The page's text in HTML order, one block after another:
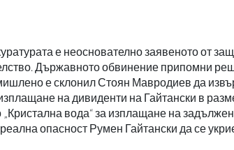
е неоснователно заявеното от
Държавното обвинение припомни
е склонил Стоян Мавродиев да
на дивиденти на Гайтански в
„Кристална вода“ за изплащане на
опасност Румен Гайтански да се